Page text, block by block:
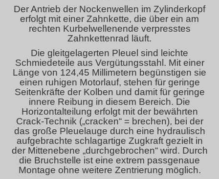
Der Antrieb der Nockenwellen im Zylinderkopf
erfolgt mit einer Zahnkette, die über ein am
rechten Kurbelwellenende verpresstes
Zahnkettenrad läuft.
Die gleitgelagerten Pleuel sind leichte
Schmiedeteile aus Vergütungsstahl. Mit einer
Länge von 124,45 Millimetern begünstigen sie
einen ruhigen Motorlauf, stehen für geringe
Seitenkräfte der Kolben und damit für geringe
innere Reibung in diesem Bereich. Die
Horizontalteilung erfolgt mit der bewährten
Crack-Technik („cracken“ = brechen), bei der
das große Pleuelauge durch eine hydraulisch
aufgebrachte schlagartige Zugkraft gezielt in
der Mittenebene „durchgebrochen“ wird. Durch
die Bruchstelle ist eine extrem passgenaue
Montage ohne weitere Zentrierung möglich.